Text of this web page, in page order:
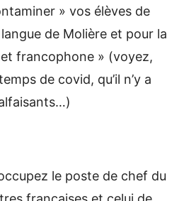
» vos élèves de
de Molière et pour la
francophone » (voyez,
de covid, qu’il n’y a
le poste de chef du